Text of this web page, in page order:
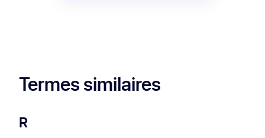
via le cloud, sans nécessiter de gestion de
Termes similaires
R